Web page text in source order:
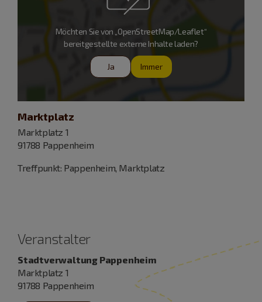
Möchten Sie von „OpenStreetMap/Leaflet“
bereitgestellte externe Inhalte laden?
Ja Immer
Marktplatz
Marktplatz 1
91788 Pappenheim
Treffpunkt: Pappenheim, Marktplatz
Veranstalter
Stadtverwaltung Pappenheim
Marktplatz 1
91788 Pappenheim